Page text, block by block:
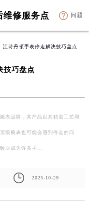
维修服务点 问题
江诗丹顿手表停走解决技巧盘点
技巧盘点
表品牌，其产品以其精湛工艺和
级腕表也可能会遇到停走的问
决成为许多手…
2025-10-29